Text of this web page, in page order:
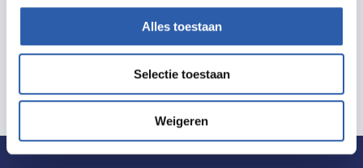
Alles toestaan
Selectie toestaan
Weigeren